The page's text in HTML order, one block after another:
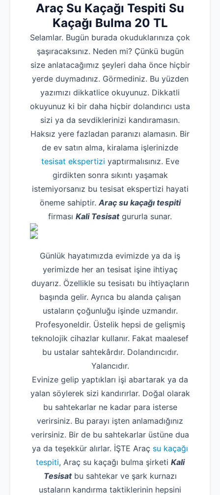
Araç Su Kaçağı Tespiti Su
Kaçağı Bulma 20 TL
Selamlar. Bugün burada okuduklarınıza çok
şaşıracaksınız. Neden mi? Çünkü bugün
size anlatacağımız şeyleri daha önce hiçbir
yerde duymadınız. Görmediniz. Bu yüzden
yazımızı dikkatlice okuyunuz. Dikkatli
okuyunuz ki bir daha hiçbir dolandırıcı usta
sizi ya da sevdiklerinizi kandıramasın.
Haksız yere fazladan paranızı alamasın. Bir
de ev satın alma, kiralama işlerinizde
tesisat ekspertizi yaptırmalısınız. Eve
girdikten sonra sıkıntı yaşamak
istemiyorsanız bu tesisat ekspertizi hayati
öneme sahiptir. Araç su kaçağı tespiti
firması Kali Tesisatgururla sunar.
Günlük hayatımızda evimizde ya da iş
yerimizde her an tesisat işine ihtiyaç
duyarız. Özellikle su tesisatı bu ihtiyaçların
başında gelir. Ayrıca bu alanda çalışan
ustaların çoğunluğu işinde uzmandır.
Profesyoneldir. Üstelik hepsi de gelişmiş
teknolojik cihazlar kullanır. Fakat maalesef
bu ustalar sahtekârdır. Dolandırıcıdır.
Yalancıdır.
Evinize gelip yaptıkları işi abartarak ya da
yalan söylerek sizi kandırırlar. Doğal olarak
bu sahtekarlar ne kadar para isterse
verirsiniz. Bu parayı işten anlamadığınız
verirsiniz. Bir de bu sahtekarlar üstüne dua
ya da teşekkür alırlar. İŞTE Araç su kaçağı
tespiti, Araç su kaçağı bulma şirketi Kali
Tesisatbu sahtekar ve şark kurnazı
ustaların kandırma taktiklerinin hepsini